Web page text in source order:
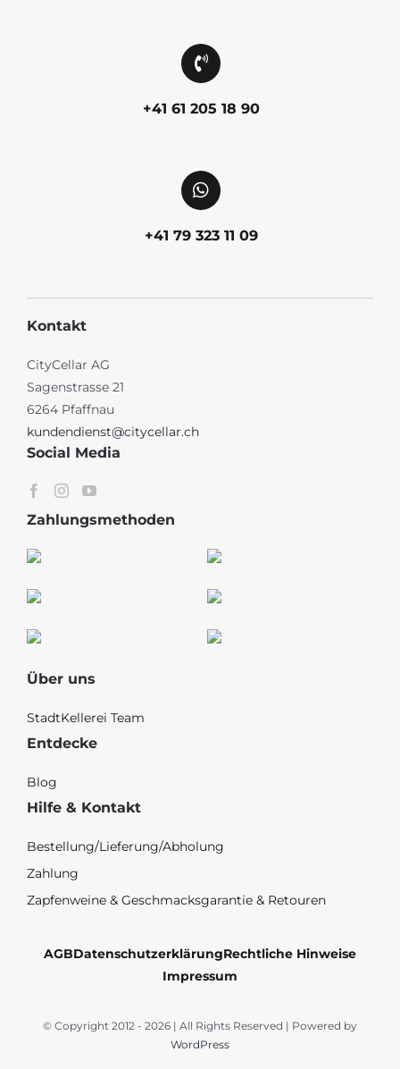
+41 61 205 18 90
+41 79 323 11 09
Kontakt
CityCellar AG
Sagenstrasse 21
6264 Pfaffnau
kundendienst@citycellar.ch
Social Media
Zahlungsmethoden
Über uns
StadtKellerei Team
Entdecke
Blog
Hilfe & Kontakt
Bestellung/Lieferung/Abholung
Zahlung
Zapfenweine & Geschmacksgarantie & Retouren
AGBDatenschutzerklärungRechtliche Hinweise
Impressum
© Copyright 2012 - 2026 | All Rights Reserved | Powered by
WordPress